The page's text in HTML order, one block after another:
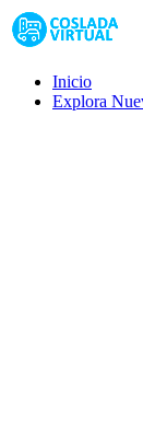
Inicio
Explora